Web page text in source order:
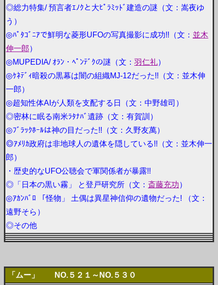
◎総力特集/ 預言者ｴﾉｸと大ﾋﾟﾗﾐｯﾄﾞ建造の謎（文：嵩夜ゆ
う）
◎ﾊﾟﾀｺﾞﾆｱで鮮明な菱形UFOの写真撮影に成功!!（文： 並木
伸一郎）
◎MUPEDIA/ ｵﾗﾝ・ﾍﾟﾝﾃﾞｸの謎（文： 羽仁礼）
◎ｹﾈﾃﾞｨ暗殺の黒幕は闇の組織MJ-12だった!!（文：並木伸
一郎）
◎超知性体AIが人類を支配する日（文：中野雄司）
◎密林に眠る南米ﾗﾀﾅﾊﾞ遺跡（文：有賀訓）
◎ﾌﾞﾗｯｸﾎｰﾙは神の目だった!!（文：久野友萬）
◎ｱﾒﾘｶ政府は非地球人の遺体を隠している!!（文：並木伸一
郎）
・歴史的なUFO公聴会で軍関係者が暴露!!
◎「日本の黒い霧」 と登戸研究所（文： 斎藤充功）
◎ｱｶﾝﾊﾞﾛ 「怪物」 土偶は異星神信仰の遺物だった! （文：
遠野そら）
◎その他
「ムー」 NO.５２１～NO.５３０